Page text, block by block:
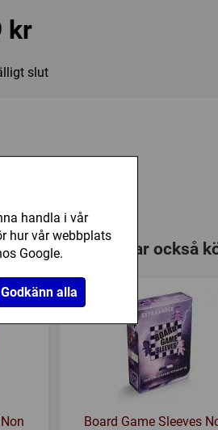
handla i vår
hur vår webbplats
Google.
Godkänn alla
kr
slut
92 mm) - 50 st har också
Board Game Sleeves